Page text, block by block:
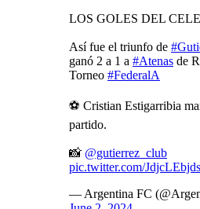
LOS GOLES DEL CELE
Así fue el triunfo de
ganó 2 a 1 a #Atenas de
Torneo #FederalA
⚽️ Cristian Estigarribia
partido.
📸 @gutierrez_club
pic.twitter.com/JdjcLEbjds
— Argentina FC